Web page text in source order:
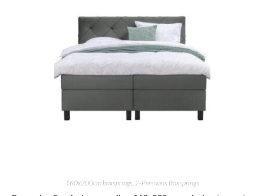
160x200cm boxsprings,2-Persoons Boxsprings